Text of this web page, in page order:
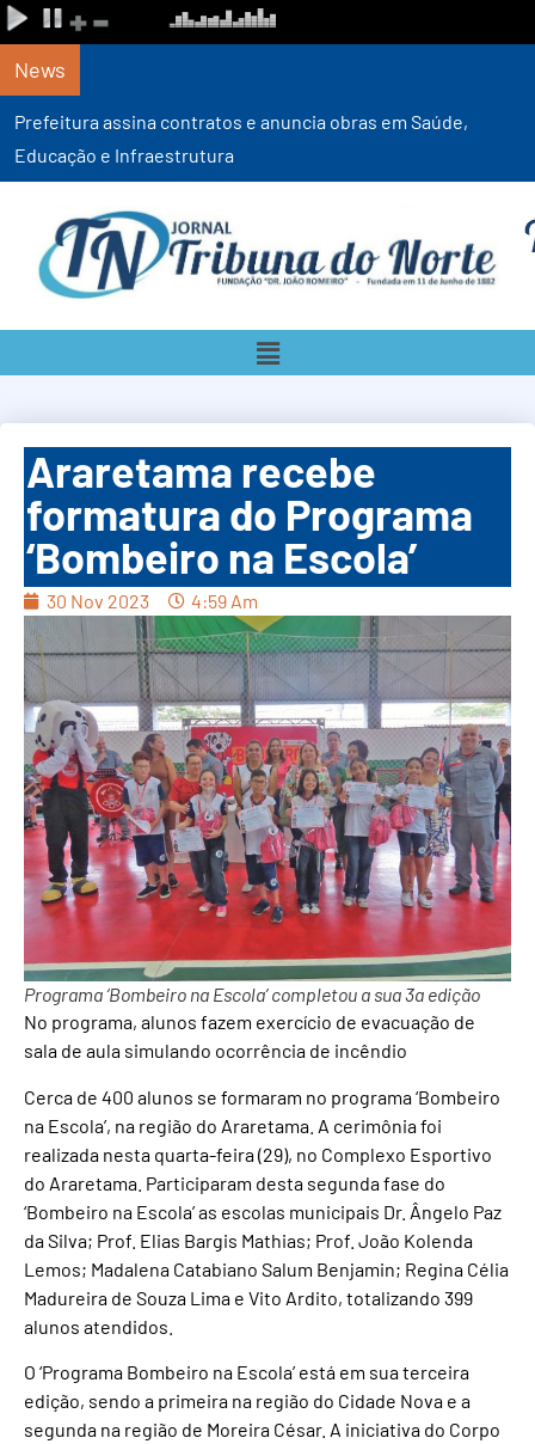
News
Prefeitura assina contratos e anuncia obras em Saúde,
Educação e Infraestrutura
Araretama recebe
formatura do Programa
‘Bombeiro na Escola’
30 Nov 2023 4:59 Am
Programa ‘Bombeiro na Escola’ completou a sua 3a edição
No programa, alunos fazem exercício de evacuação de
sala de aula simulando ocorrência de incêndio
Cerca de 400 alunos se formaram no programa ‘Bombeiro
na Escola’, na região do Araretama. A cerimônia foi
realizada nesta quarta-feira (29), no Complexo Esportivo
do Araretama. Participaram desta segunda fase do
‘Bombeiro na Escola’ as escolas municipais Dr. Ângelo Paz
da Silva; Prof. Elias Bargis Mathias; Prof. João Kolenda
Lemos; Madalena Catabiano Salum Benjamin; Regina Célia
Madureira de Souza Lima e Vito Ardito, totalizando 399
alunos atendidos.
O ‘Programa Bombeiro na Escola’ está em sua terceira
edição, sendo a primeira na região do Cidade Nova e a
segunda na região de Moreira César. A iniciativa do Corpo